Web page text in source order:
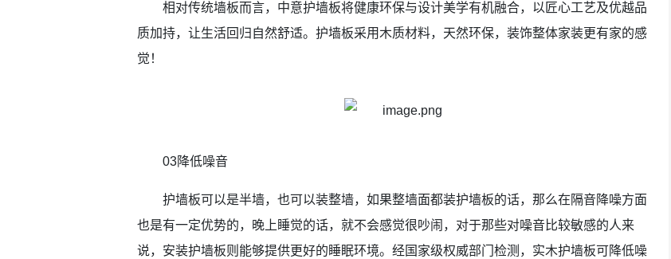
相对传统墙板而言，中意护墙板将健康环保与设计美学有机融合，以匠心工艺及优越品
质加持，让生活回归自然舒适。护墙板采用木质材料，天然环保，装饰整体家装更有家的感
觉！
03降低噪音
护墙板可以是半墙，也可以装整墙，如果整墙面都装护墙板的话，那么在隔音降噪方面
也是有一定优势的，晚上睡觉的话，就不会感觉很吵闹，对于那些对噪音比较敏感的人来
说，安装护墙板则能够提供更好的睡眠环境。经国家级权威部门检测，实木护墙板可降低噪